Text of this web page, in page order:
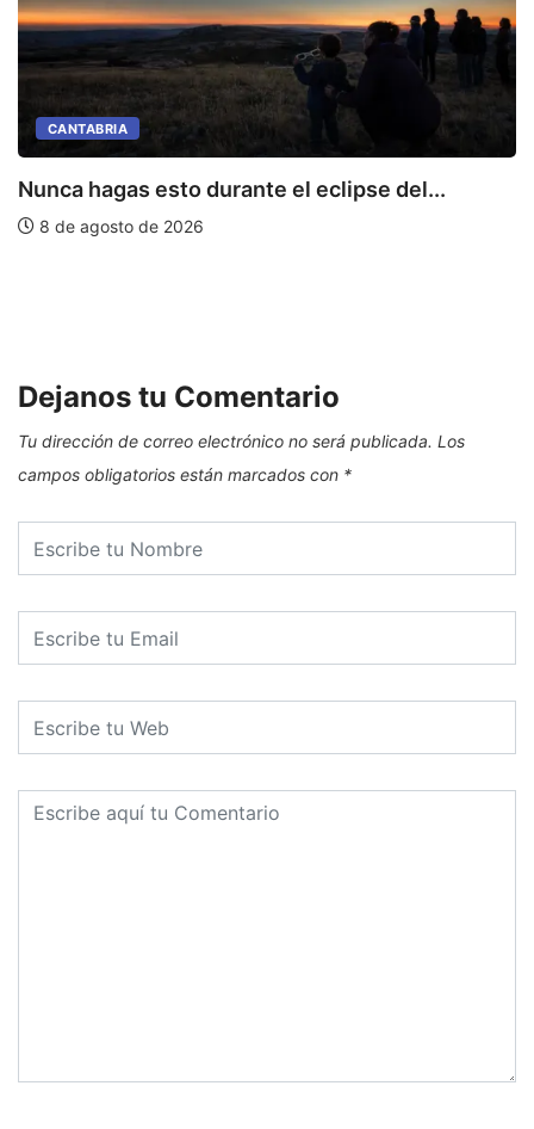
CANTABRIA
Nunca hagas esto durante el eclipse del...
8 de agosto de 2026
Dejanos tu Comentario
Tu dirección de correo electrónico no será publicada. Los
campos obligatorios están marcados con *